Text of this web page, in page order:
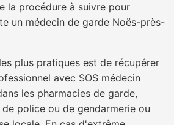
la procédure à suivre pour
un médecin de garde Noës-près-
plus pratiques est de récupérer
avec SOS médecin
les pharmacies de garde,
police ou de gendarmerie ou